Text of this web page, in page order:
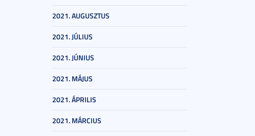
2021. AUGUSZTUS
2021. JÚLIUS
2021. JÚNIUS
2021. MÁJUS
2021. ÁPRILIS
2021. MÁRCIUS